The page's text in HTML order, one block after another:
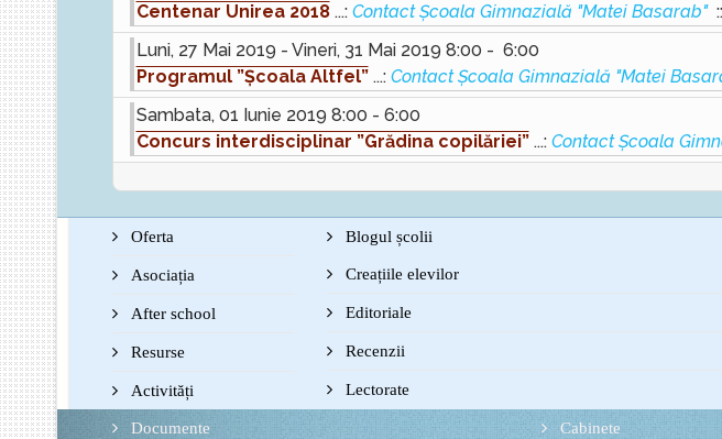
Centenar Unirea 2018...: Contact Școala Gimnazială "Matei Basarab"::
Luni, 27 Mai 2019 - Vineri, 31 Mai 2019 8:00 - 6:00
Programul ”Școala Altfel”...: Contact Școala Gimnazială "Matei
Sambata, 01 Iunie 2019 8:00 - 6:00
Concurs interdisciplinar ”Grădina copilăriei”...: Contact Școala
Oferta
Asociația
After school
Resurse
Activități
Blogul școlii
Creațiile elevilor
Editoriale
Recenzii
Lectorate
Documente Cabinete